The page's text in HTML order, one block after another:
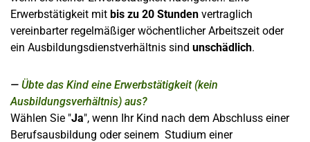
Erwerbstätigkeit mit bis zu 20 Stunden vertraglich
vereinbarter regelmäßiger wöchentlicher Arbeitszeit oder
ein Ausbildungsdienstverhältnis sind unschädlich.
Übte das Kind eine Erwerbstätigkeit (kein
Ausbildungsverhältnis) aus?
Wählen Sie "Ja", wenn Ihr Kind nach dem Abschluss einer
Berufsausbildung oder seinem Studium einer